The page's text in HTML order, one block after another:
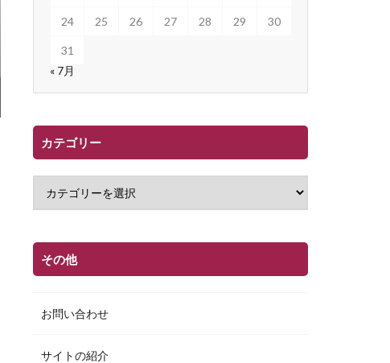
24 25 26 27 28 29 30
31
« 7月
カテゴリー
その他
お問い合わせ
サイトの紹介